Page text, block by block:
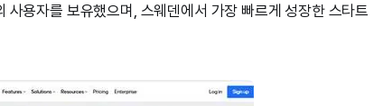
용자를 보유했으며, 스웨덴에서 가장 빠르게 성장한 스타트